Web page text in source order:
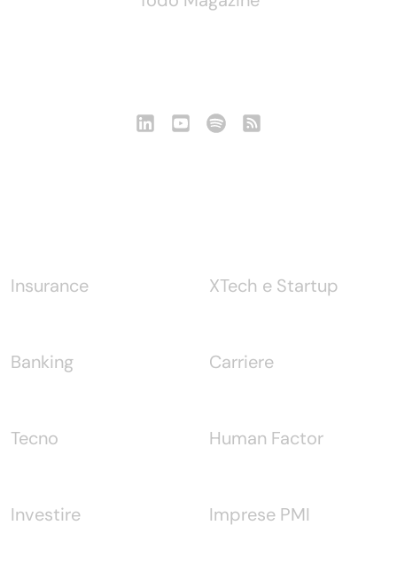
Insurance
Banking
Tecno
Investire
XTech e Startup
Carriere
Human Factor
Imprese PMI